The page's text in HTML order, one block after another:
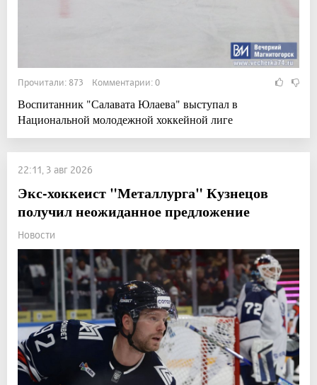
Прочитали: 873 Комментарии: 0
Воспитанник "Салавата Юлаева" выступал в
Национальной молодежной хоккейной лиге
22:11, 3 авг 2026
Экс-хоккеист "Металлурга" Кузнецов
получил неожиданное предложение
Новости